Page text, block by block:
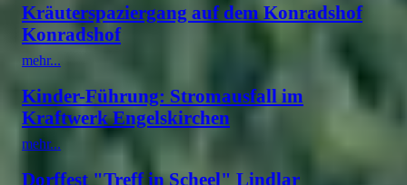
Kräuterspaziergang auf dem Konradshof
Konradshof
mehr...
Kinder-Führung: Stromausfall im
Kraftwerk Engelskirchen
mehr...
Dorffest "Treff in Scheel" Lindlar